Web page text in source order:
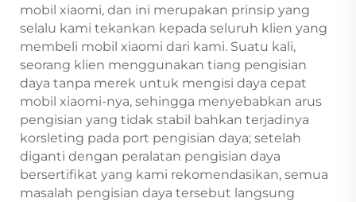
mobil xiaomi, dan ini merupakan prinsip yang
selalu kami tekankan kepada seluruh klien yang
membeli mobil xiaomi dari kami. Suatu kali,
seorang klien menggunakan tiang pengisian
daya tanpa merek untuk mengisi daya cepat
mobil xiaomi-nya, sehingga menyebabkan arus
pengisian yang tidak stabil bahkan terjadinya
korsleting pada port pengisian daya; setelah
diganti dengan peralatan pengisian daya
bersertifikat yang kami rekomendasikan, semua
masalah pengisian daya tersebut langsung